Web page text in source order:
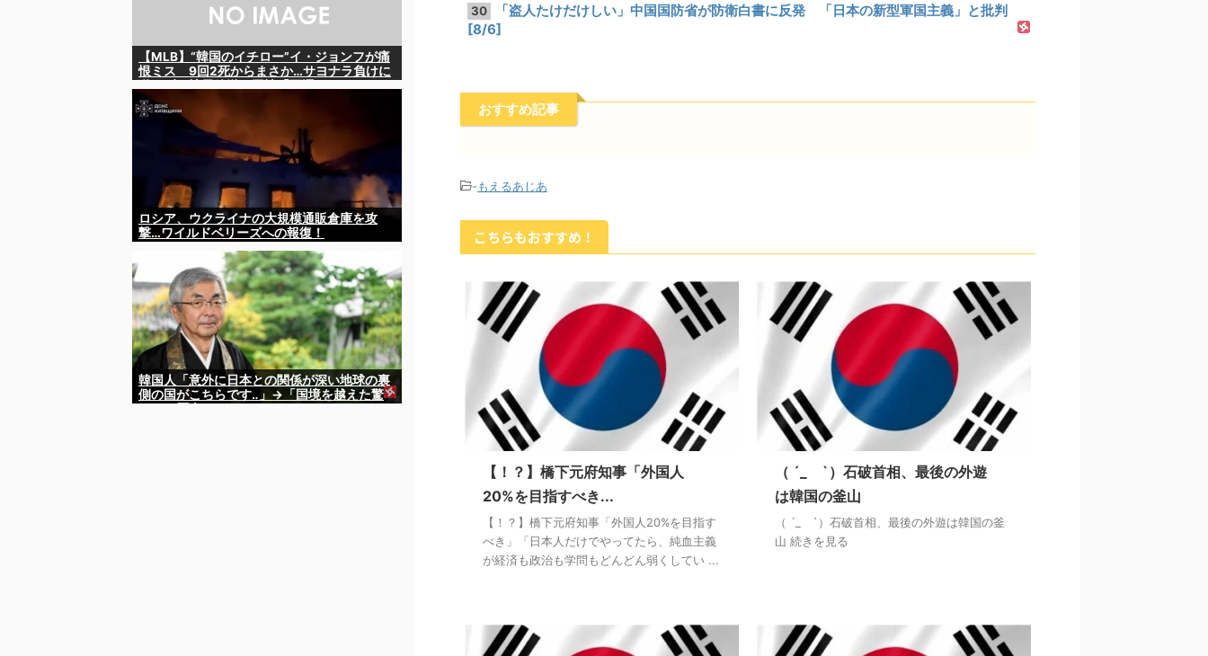
30
「盗人たけだけしい」中国国防省が防衛白書に反発 「日本の新型軍国主義」と批判
[8/6]
おすすめ記事
-もえるあじあ
こちらもおすすめ！
【！？】橋下元府知事「外国人
20%を目指すべき...
【！？】橋下元府知事「外国人20%を目指す
べき」「日本人だけでやってたら、純血主義
が経済も政治も学問もどんどん弱くしてい ...
（ ´_ゝ`）石破首相、最後の外遊
は韓国の釜山
（ ´_ゝ`）石破首相、最後の外遊は韓国の釜
山 続きを見る
【MLB】“韓国のイチロー”イ・ジョンフが痛
恨ミス 9回2死からまさか…サヨナラ負けに
ロシア、ウクライナの大規模通販倉庫を攻
撃…ワイルドベリーズへの報復！
韓国人「意外に日本との関係が深い地球の裏
側の国がこちらです‥」→「国境を越えた驚